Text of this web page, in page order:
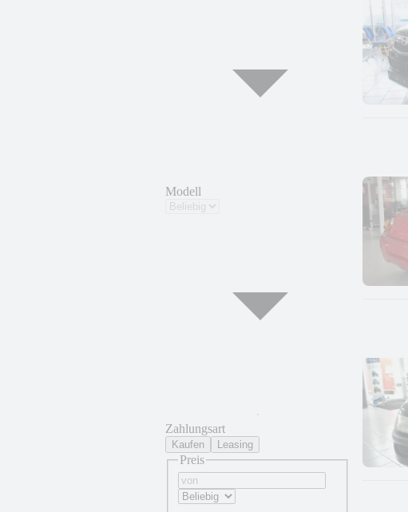
Modell
Zahlungsart
Kaufen Leasing
Preis